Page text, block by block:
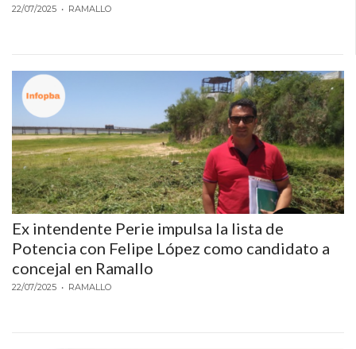
22/07/2025 • RAMALLO
Ex intendente Perie impulsa la lista de
Potencia con Felipe López como candidato a
concejal en Ramallo
22/07/2025 • RAMALLO